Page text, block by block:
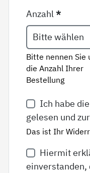
Anzahl*
Bitte nennen Sie
die Anzahl Ihrer
Bestellung
Ich habe die
gelesen und
Das ist Ihr
Hiermit
einverstanden,